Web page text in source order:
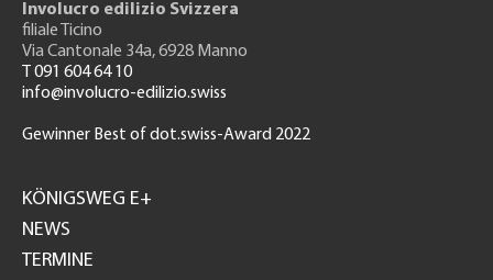
Involucro edilizio Svizzera
filiale Ticino
Via Cantonale 34a, 6928 Manno
T 091 604 64 10
info@involucro-edilizio.swiss
Gewinner Best of dot.swiss-Award 2022
GH
KÖNIGSWEG E+
NEWS
TERMINE